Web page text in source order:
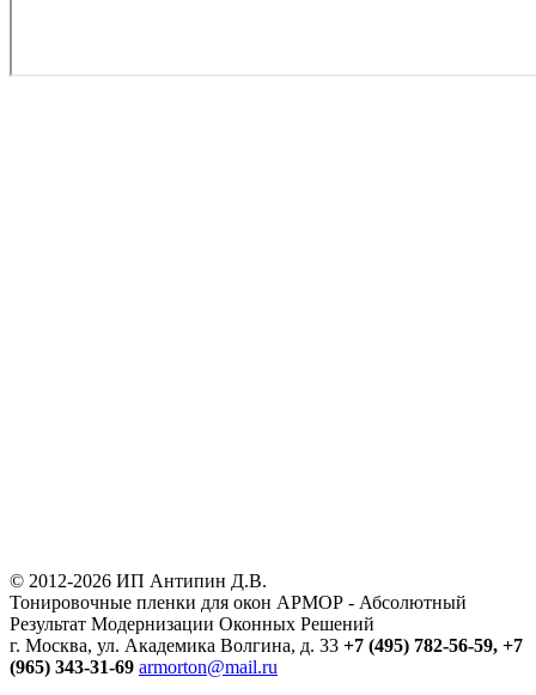
© 2012-2026 ИП Антипин Д.В.
Тонировочные пленки для окон АРМОР - Абсолютный
Результат Модернизации Оконных Решений
г. Москва, ул. Академика Волгина, д. 33 +7 (495) 782-56-59, +7
(965) 343-31-69 armorton@mail.ru